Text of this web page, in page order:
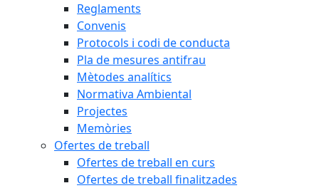
Reglaments
Convenis
Protocols i codi de conducta
Pla de mesures antifrau
Mètodes analítics
Normativa Ambiental
Projectes
Memòries
Ofertes de treball
Ofertes de treball en curs
Ofertes de treball finalitzades